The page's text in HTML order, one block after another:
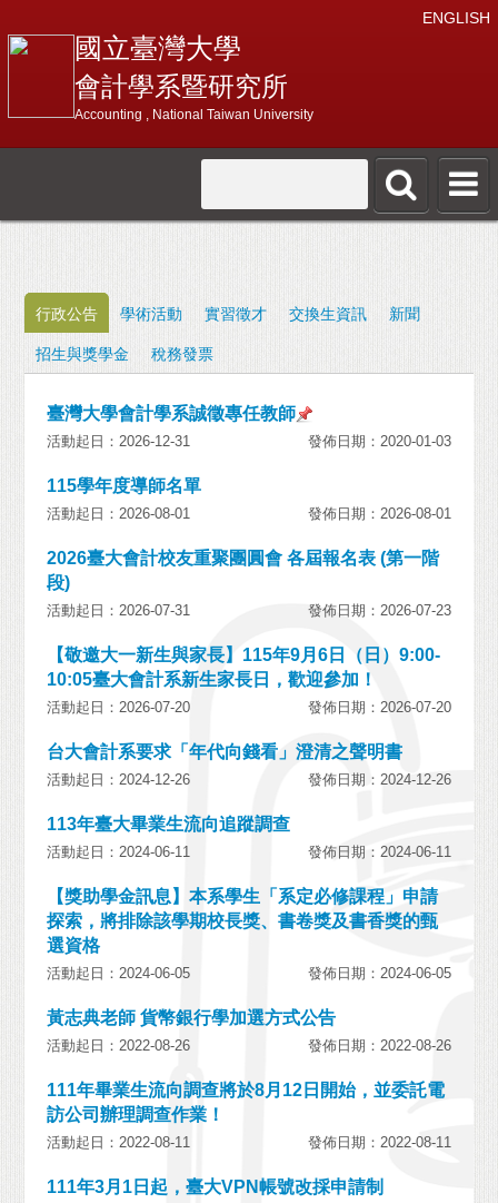
ENGLISH
國立臺灣大學
會計學系暨研究所
Accounting , National Taiwan University
行政公告 學術活動 實習徵才 交換生資訊
新聞
招生與獎學金
稅務發票
臺灣大學會計學系誠徵專任教師
活動起日：2026-12-31 發佈日期：2020-01-03
115學年度導師名單
活動起日：2026-08-01 發佈日期：2026-08-01
2026臺大會計校友重聚團圓會 各屆報名表 (第一階
段)
活動起日：2026-07-31 發佈日期：2026-07-23
【敬邀大一新生與家長】115年9月6日（日）9:00-
10:05臺大會計系新生家長日，歡迎參加！
活動起日：2026-07-20 發佈日期：2026-07-20
台大會計系要求「年代向錢看」澄清之聲明書
活動起日：2024-12-26 發佈日期：2024-12-26
113年臺大畢業生流向追蹤調查
活動起日：2024-06-11 發佈日期：2024-06-11
【獎助學金訊息】本系學生「系定必修課程」申請
探索，將排除該學期校長獎、書卷獎及書香獎的甄
選資格
活動起日：2024-06-05 發佈日期：2024-06-05
黃志典老師 貨幣銀行學加選方式公告
活動起日：2022-08-26 發佈日期：2022-08-26
111年畢業生流向調查將於8月12日開始，並委託電
訪公司辦理調查作業！
活動起日：2022-08-11 發佈日期：2022-08-11
111年3月1日起，臺大VPN帳號改採申請制